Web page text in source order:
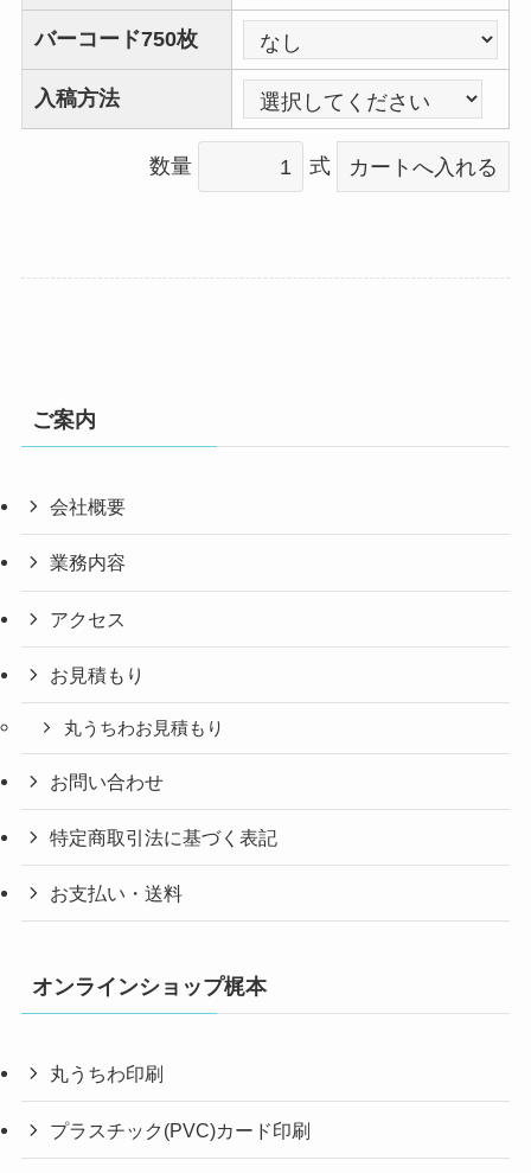
バーコード750枚
入稿方法
数量 式
ご案内
会社概要
業務内容
アクセス
お見積もり
丸うちわお見積もり
お問い合わせ
特定商取引法に基づく表記
お支払い・送料
オンラインショップ梶本
丸うちわ印刷
プラスチック(PVC)カード印刷